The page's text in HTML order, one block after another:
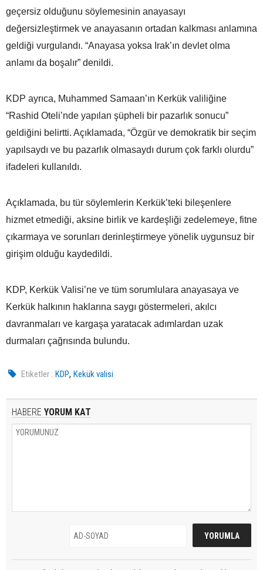
geçersiz olduğunu söylemesinin anayasayı
değersizleştirmek ve anayasanın ortadan kalkması anlamına
geldiği vurgulandı. “Anayasa yoksa Irak’ın devlet olma
anlamı da boşalır” denildi.
KDP ayrıca, Muhammed Samaan’ın Kerkük valiliğine
“Rashid Oteli’nde yapılan şüpheli bir pazarlık sonucu”
geldiğini belirtti. Açıklamada, “Özgür ve demokratik bir seçim
yapılsaydı ve bu pazarlık olmasaydı durum çok farklı olurdu”
ifadeleri kullanıldı.
Açıklamada, bu tür söylemlerin Kerkük’teki bileşenlere
hizmet etmediği, aksine birlik ve kardeşliği zedelemeye, fitne
çıkarmaya ve sorunları derinleştirmeye yönelik uygunsuz bir
girişim olduğu kaydedildi.
KDP, Kerkük Valisi’ne ve tüm sorumlulara anayasaya ve
Kerkük halkının haklarına saygı göstermeleri, akılcı
davranmaları ve kargaşa yaratacak adımlardan uzak
durmaları çağrısında bulundu.
Etiketler : KDP,Kekük valisi
HABERE YORUM KAT